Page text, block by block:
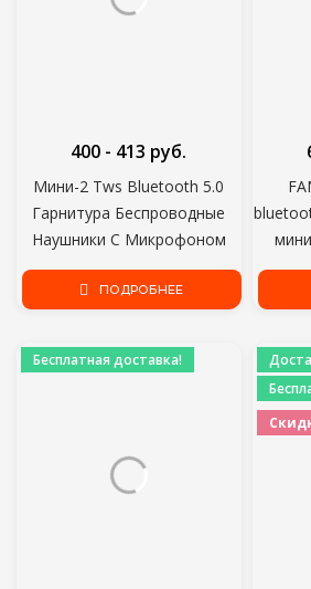
Мини-2 Tws Bluetooth 5.0
Гарнитура Беспроводные
Наушники С Микрофоном
Зарядная Коробка Мини-
Наушники Спортивные
Новый i7s
400 - 413 руб.
ПОДРОБНЕЕ
Бесплатная доставка!